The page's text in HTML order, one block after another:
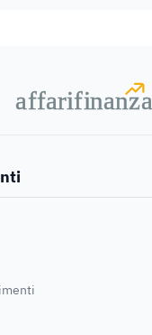
affarifinanza
affarifinanza